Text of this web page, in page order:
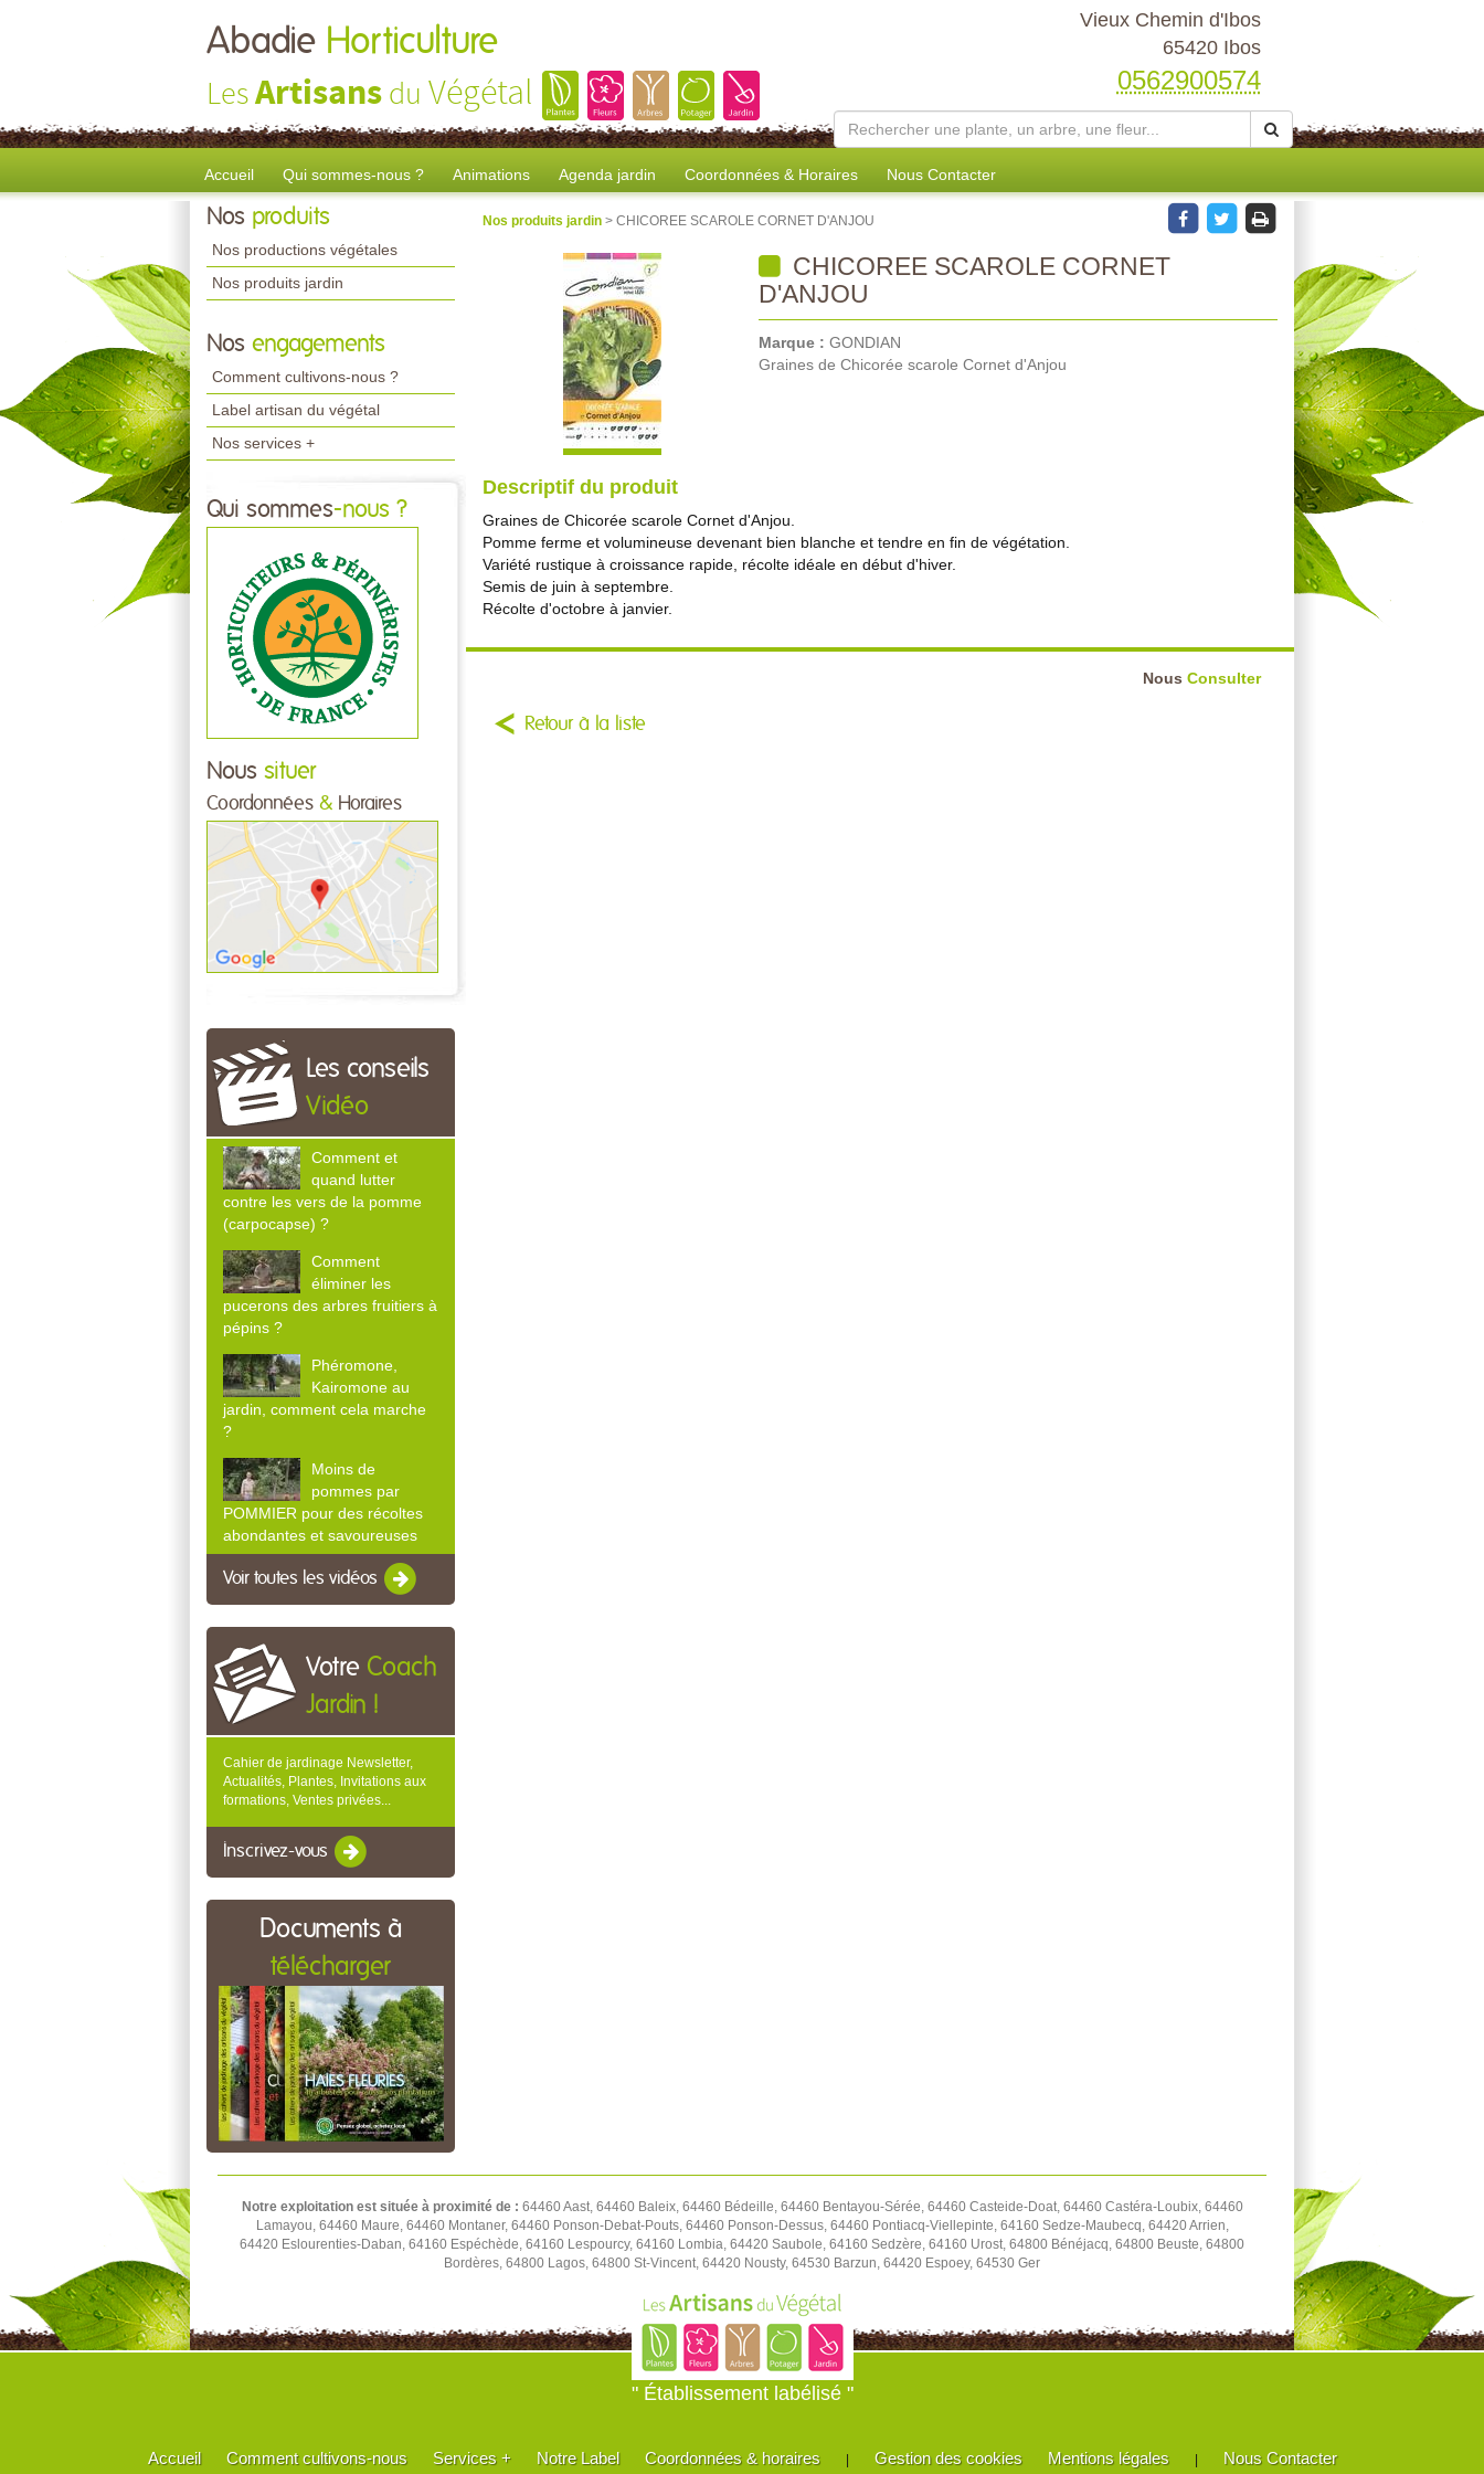
Abadie Horticulture
LesArtisans du Végétal
Vieux Chemin d'Ibos
65420 Ibos
0562900574
Accueil Qui sommes-nous ? Animations Agenda jardin Coordonnées & Horaires Nous Contacter
Nos produits
Nos productions végétales
Nos produits jardin
Nos engagements
Comment cultivons-nous ?
Label artisan du végétal
Nos services +
Qui sommes-nous ?
Nous situer
Coordonnées & Horaires
Les conseils
Vidéo
Comment et
quand lutter
contre les vers de la pomme
(carpocapse) ?
Comment
éliminer les
pucerons des arbres fruitiers à
pépins ?
Phéromone,
Kairomone au
jardin, comment cela marche
?
Moins de
pommes par
POMMIER pour des récoltes
abondantes et savoureuses
Voir toutes les vidéos
Votre Coach
Jardin !
Cahier de jardinage Newsletter,
Actualités, Plantes, Invitations aux
formations, Ventes privées...
Inscrivez-vous
Documents à
télécharger
Nos produits jardin > CHICOREE SCAROLE CORNET D'ANJOU
CHICOREE SCAROLE CORNET
D'ANJOU
Marque : GONDIAN
Graines de Chicorée scarole Cornet d'Anjou
Descriptif du produit
Graines de Chicorée scarole Cornet d'Anjou.
Pomme ferme et volumineuse devenant bien blanche et tendre en fin de végétation.
Variété rustique à croissance rapide, récolte idéale en début d'hiver.
Semis de juin à septembre.
Récolte d'octobre à janvier.
Nous Consulter
Retour à la liste
Notre exploitation est située à proximité de : 64460 Aast, 64460 Baleix, 64460 Bédeille, 64460 Bentayou-Sérée, 64460 Casteide-Doat, 64460 Castéra-Loubix, 64460
Lamayou, 64460 Maure, 64460 Montaner, 64460 Ponson-Debat-Pouts, 64460 Ponson-Dessus, 64460 Pontiacq-Viellepinte, 64160 Sedze-Maubecq, 64420 Arrien,
64420 Eslourenties-Daban, 64160 Espéchède, 64160 Lespourcy, 64160 Lombia, 64420 Saubole, 64160 Sedzère, 64160 Urost, 64800 Bénéjacq, 64800 Beuste, 64800
Bordères, 64800 Lagos, 64800 St-Vincent, 64420 Nousty, 64530 Barzun, 64420 Espoey, 64530 Ger
" Établissement labélisé "
Accueil Comment cultivons-nous Services + Notre Label Coordonnées & horaires | Gestion des cookies Mentions légales | Nous Contacter